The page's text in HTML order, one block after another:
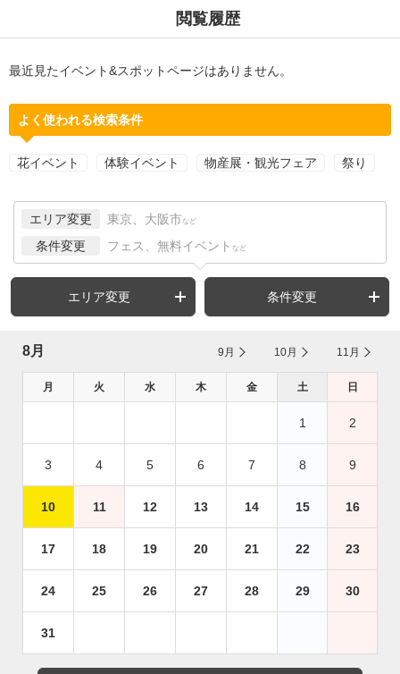
閲覧履歴
最近見たイベント&スポットページはありません。
よく使われる検索条件
花イベント 体験イベント 物産展・観光フェア 祭り
エリア変更 東京、大阪市 など
条件変更 フェス、無料イベント など
エリア変更 条件変更
8月 9月 10月 11月
月 火 水 木 金 土 日
1 2
3 4 5 6 7 8 9
10 11 12 13 14 15 16
17 18 19 20 21 22 23
24 25 26 27 28 29 30
31